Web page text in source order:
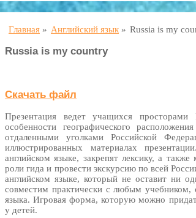
Главная » Английский язык » Russia is my
Russia is my country
Скачать файл
Презентация ведет учащихся
особенности географического
отдаленными уголками Российской
иллюстрированных материалах
английском языке, закрепят лексику, а
роли гида и провести экскурсию по всей
английском языке, который не оставит ни
совместим практически с любым учебником,
языка. Игровая форма, которую можно
у детей.